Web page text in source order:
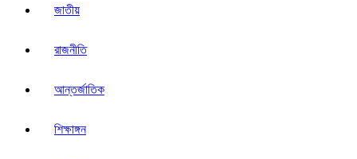
জাতীয়
রাজনীতি
আন্তর্জাতিক
শিক্ষাঙ্গন